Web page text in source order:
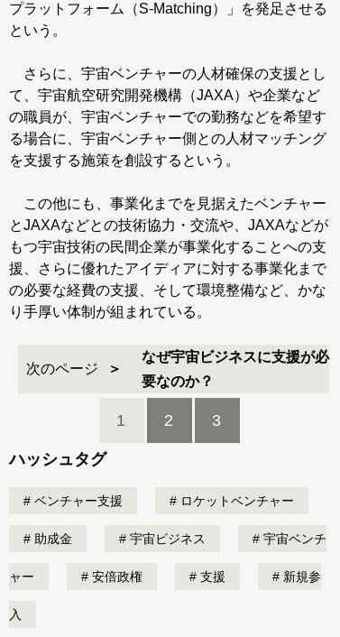
プラットフォーム（S-Matching）」を発足させる
という。
さらに、宇宙ベンチャーの人材確保の支援とし
て、宇宙航空研究開発機構（JAXA）や企業など
の職員が、宇宙ベンチャーでの勤務などを希望す
る場合に、宇宙ベンチャー側との人材マッチング
を支援する施策を創設するという。
この他にも、事業化までを見据えたベンチャー
とJAXAなどとの技術協力・交流や、JAXAなどが
もつ宇宙技術の民間企業が事業化することへの支
援、さらに優れたアイディアに対する事業化まで
の必要な経費の支援、そして環境整備など、かな
り手厚い体制が組まれている。
次のページ
なぜ宇宙ビジネスに支援が必
要なのか？
1 2 3
ハッシュタグ
ベンチャー支援 ロケットベンチャー
助成金 宇宙ビジネス 宇宙ベンチ
ャー 安倍政権 支援 新規参
入